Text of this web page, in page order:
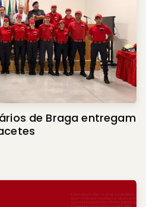
de Braga entregam